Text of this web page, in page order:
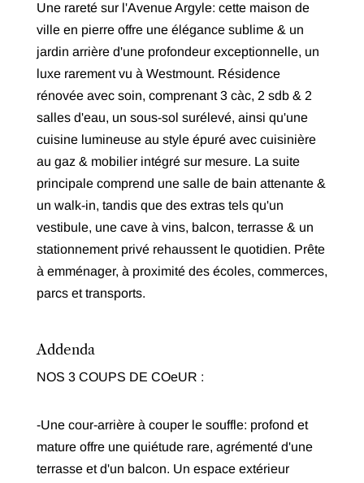
Une rareté sur l'Avenue Argyle: cette maison de
ville en pierre offre une élégance sublime & un
jardin arrière d'une profondeur exceptionnelle, un
luxe rarement vu à Westmount. Résidence
rénovée avec soin, comprenant 3 càc, 2 sdb & 2
salles d'eau, un sous-sol surélevé, ainsi qu'une
cuisine lumineuse au style épuré avec cuisinière
au gaz & mobilier intégré sur mesure. La suite
principale comprend une salle de bain attenante &
un walk-in, tandis que des extras tels qu'un
vestibule, une cave à vins, balcon, terrasse & un
stationnement privé rehaussent le quotidien. Prête
à emménager, à proximité des écoles, commerces,
parcs et transports.
Addenda
NOS 3 COUPS DE COeUR :
-Une cour-arrière à couper le souffle: profond et
mature offre une quiétude rare, agrémenté d'une
terrasse et d'un balcon. Un espace extérieur